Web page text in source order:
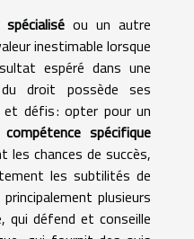
ou un autre
inestimable lorsque
espéré dans une
droit possède ses
et défis : opter pour un
compétence spécifique
les chances de succès,
les subtilités de
plusieurs
qui défend et conseille